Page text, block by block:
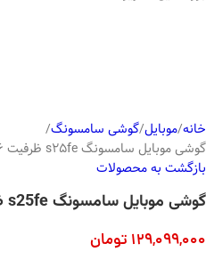
خانه موبایل گوشی سامسونگ
گوشی موبایل سامسونگ s25fe ظرفیت 256 رم 8
بازگشت به محصولات
گوشی موبایل سامسونگ s25fe ظرفیت 256 رم 8
129,099,000 تومان